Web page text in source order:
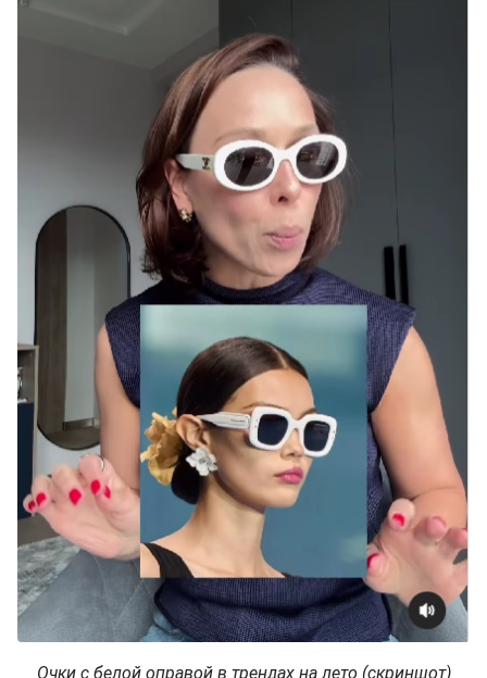
Очки с белой оправой в трендах на лето (скриншот)